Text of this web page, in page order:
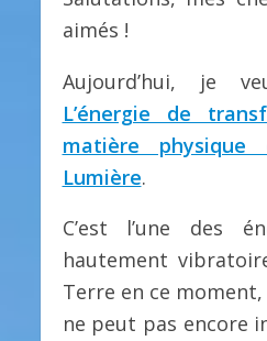
aimés !
Aujourd’hui, je
L’énergie de
matière
Lumière.
C’est l’une des
hautement
Terre en ce
ne peut pas encore